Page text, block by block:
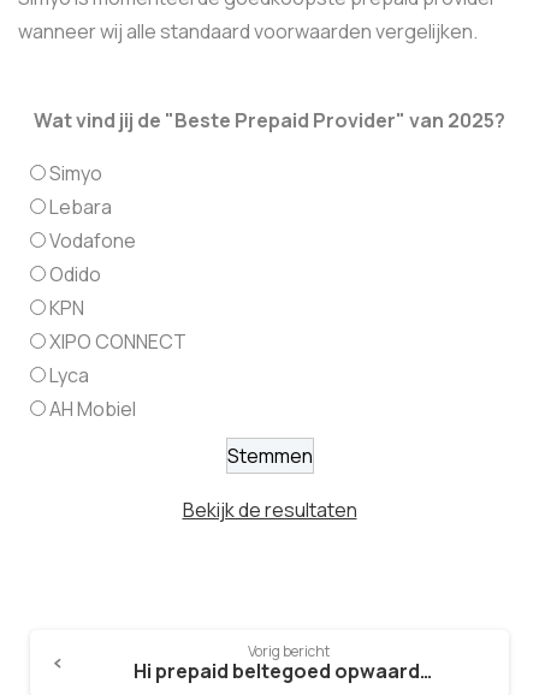
wanneer wij alle standaard voorwaarden vergelijken.
Wat vind jij de "Beste Prepaid Provider" van 2025?
Simyo
Lebara
Vodafone
Odido
KPN
XIPO CONNECT
Lyca
AH Mobiel
Bekijk de resultaten
Vorig bericht
Hi prepaid beltegoed opwaarderen